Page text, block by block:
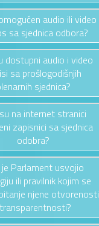
audio ili video
sa sjednica odbora?
dostupni audio i video
sa prošlogodišnjih
sjednica?
na internet stranici
zapisnici sa sjednica
odobra?
je Parlament usvojio
ili pravilnik kojim se
njene otvorenosti